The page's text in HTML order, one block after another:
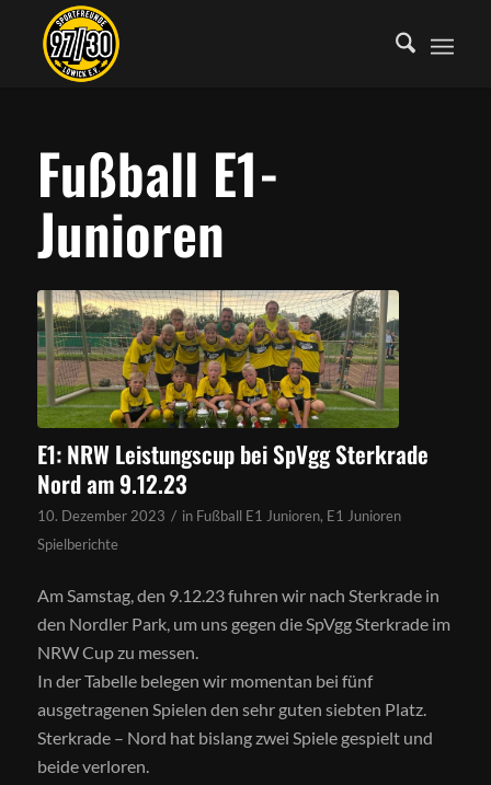
Fußball E1-
Junioren
E1: NRW Leistungscup bei SpVgg Sterkrade
Nord am 9.12.23
10. Dezember 2023 / in Fußball E1 Junioren, E1 Junioren
Spielberichte
Am Samstag, den 9.12.23 fuhren wir nach Sterkrade in
den Nordler Park, um uns gegen die SpVgg Sterkrade im
NRW Cup zu messen.
In der Tabelle belegen wir momentan bei fünf
ausgetragenen Spielen den sehr guten siebten Platz.
Sterkrade – Nord hat bislang zwei Spiele gespielt und
beide verloren.